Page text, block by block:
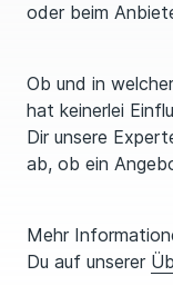
oder beim
Ob und in
hat keinerlei
Dir unsere
ab, ob ein
Mehr
Du auf unserer